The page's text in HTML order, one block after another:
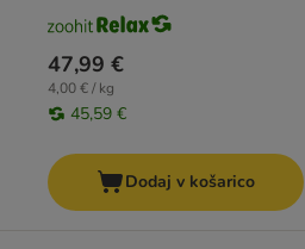
47,99 €
4,00 € / kg
45,59 €
Dodaj v košarico